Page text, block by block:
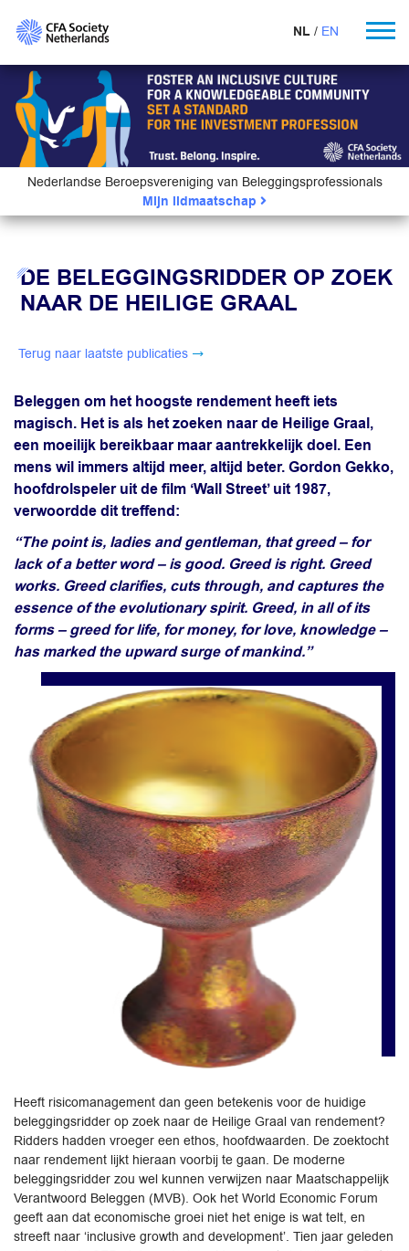
NL EN
Nederlandse Beroepsvereniging van Beleggingsprofessionals
Mijn lidmaatschap
DE BELEGGINGSRIDDER OP ZOEK
NAAR DE HEILIGE GRAAL
Terug naar laatste publicaties
Beleggen om het hoogste rendement heeft iets
magisch. Het is als het zoeken naar de Heilige Graal,
een moeilijk bereikbaar maar aantrekkelijk doel. Een
mens wil immers altijd meer, altijd beter. Gordon Gekko,
hoofdrolspeler uit de film ‘Wall Street’ uit 1987,
verwoordde dit treffend:
“The point is, ladies and gentleman, that greed – for
lack of a better word – is good. Greed is right. Greed
works. Greed clarifies, cuts through, and captures the
essence of the evolutionary spirit. Greed, in all of its
forms – greed for life, for money, for love, knowledge –
has marked the upward surge of mankind.”
Heeft risicomanagement dan geen betekenis voor de huidige
beleggingsridder op zoek naar de Heilige Graal van rendement?
Ridders hadden vroeger een ethos, hoofdwaarden. De zoektocht
naar rendement lijkt hieraan voorbij te gaan. De moderne
beleggingsridder zou wel kunnen verwijzen naar Maatschappelijk
Verantwoord Beleggen (MVB). Ook het World Economic Forum
geeft aan dat economische groei niet het enige is wat telt, en
streeft naar ‘inclusive growth and development’. Tien jaar geleden